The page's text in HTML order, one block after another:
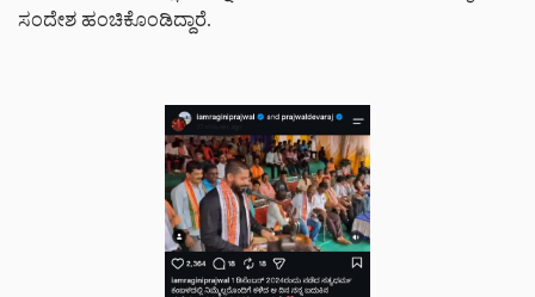
ಸಂದೇಶ ಹಂಚಿಕೊಂಡಿದ್ದಾರೆ.